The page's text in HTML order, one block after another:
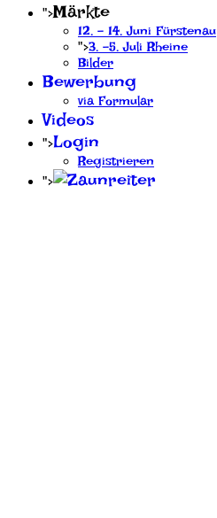
">Märkte
12. - 14. Juni Fürstenau
">3. -5. Juli Rheine
Bilder
Bewerbung
via Formular
Videos
">Login
Registrieren
">